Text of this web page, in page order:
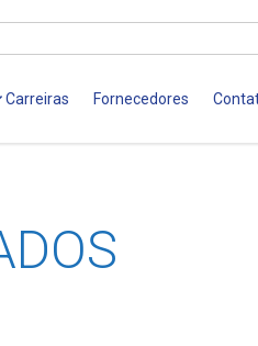
Carreiras Fornecedores